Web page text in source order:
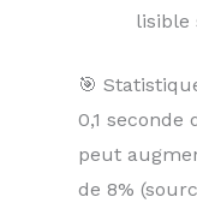
lisible
🎯
0,1 seconde
peut
de 8%